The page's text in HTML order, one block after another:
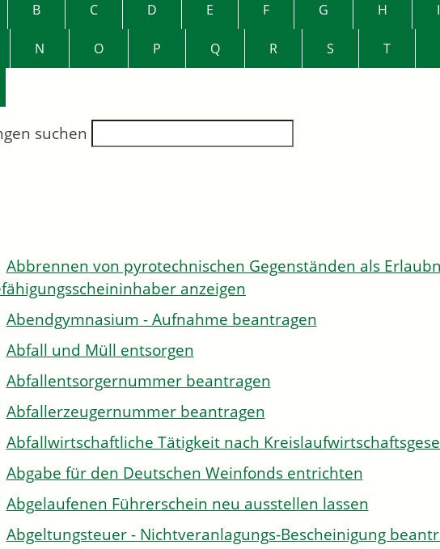
B C D E F G H I
N O P Q R S T
suchen
Abbrennen von pyrotechnischen Gegenständen als
anzeigen
Abendgymnasium - Aufnahme beantragen
Abfall und Müll entsorgen
Abfallentsorgernummer beantragen
Abfallerzeugernummer beantragen
Abfallwirtschaftliche Tätigkeit nach
Abgabe für den Deutschen Weinfonds entrichten
Abgelaufenen Führerschein neu ausstellen lassen
Abgeltungsteuer - Nichtveranlagungs-Bescheinigung